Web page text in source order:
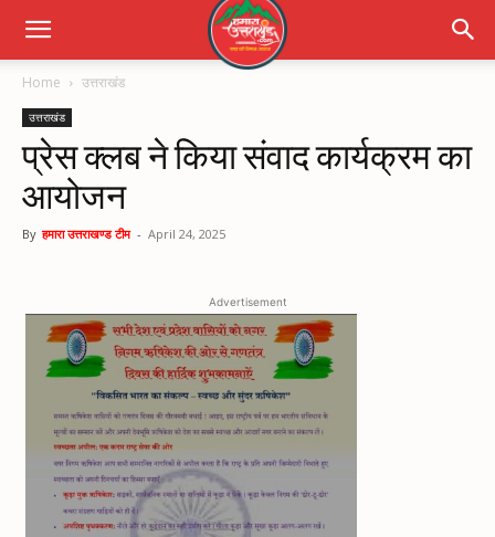
Home उत्तराखंड
उत्तराखंड
प्रेस क्लब ने किया संवाद कार्यक्रम का
आयोजन
By हमारा उत्तराखण्ड टीम - April 24, 2025
Advertisement